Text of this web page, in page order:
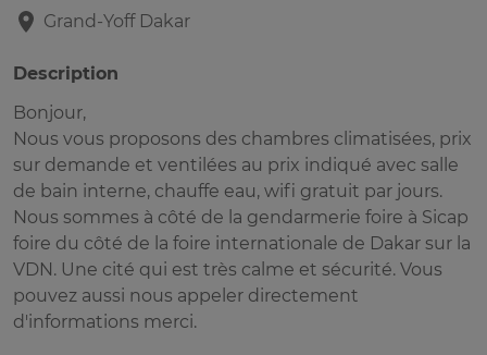
Grand-Yoff Dakar
Description
Bonjour,
Nous vous proposons des chambres climatisées, prix
sur demande et ventilées au prix indiqué avec salle
de bain interne, chauffe eau, wifi gratuit par jours.
Nous sommes à côté de la gendarmerie foire à Sicap
foire du côté de la foire internationale de Dakar sur la
VDN. Une cité qui est très calme et sécurité. Vous
pouvez aussi nous appeler directement
d'informations merci.